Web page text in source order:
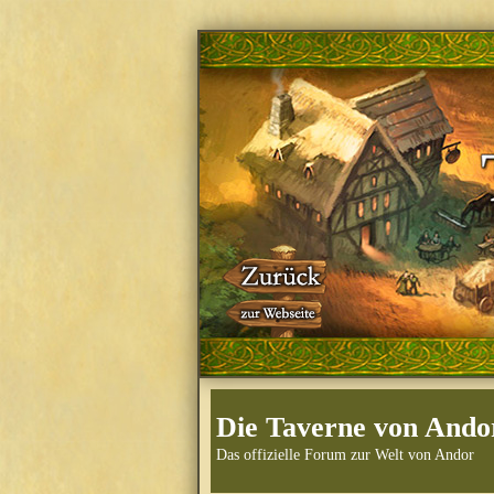
Die Taverne von
Das offizielle Forum zur Welt von Andor